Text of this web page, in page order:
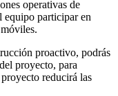
operativas de
equipo participar en
proactivo, podrás
proyecto, para
reducirá las